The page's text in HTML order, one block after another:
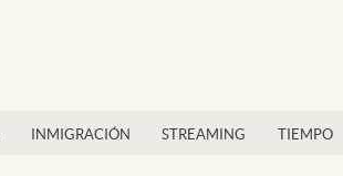
INMIGRACIÓN STREAMING TIEMPO